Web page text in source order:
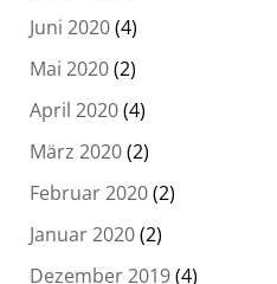
Juni 2020(4)
Mai 2020(2)
April 2020(4)
März 2020(2)
Februar 2020(2)
Januar 2020(2)
Dezember 2019(4)